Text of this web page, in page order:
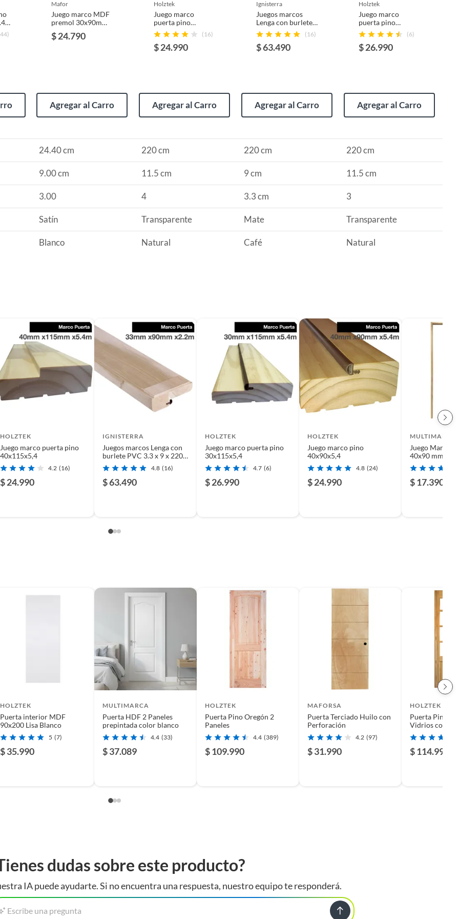
tiene un espesor de 9 cm y un ancho de 4 cm. Se
suave y duradero de tus puertas. Las
materiales para elegir la que mejor se adapte a tus
comodidad que buscas. Complementa tu compra con
indispensable parala instalacion de una Puerta se
de dos piezas en L de 2.2 metros mas un travesaño de
en esa condición a un precio reducido.
entre otros análogos.
mafor
Juego marco MDF
premol 30x90mm
5,40mt
$ 24.790
Agregar al Carro
holztek
Juego marco
puerta pino
40x115x5,4
(16)
$ 24.990
Agregar al Carro
ignisterra
Juegos marcos
Lenga con burlete
PVC 3.3 x 9 x 220
cm
(16)
$ 63.490
Agregar al Carro
holztek
Juego marco
puerta pino
30x115x5,4
(6)
$ 26.990
Agregar al Carro
24.40 cm 220 cm 220 cm 220 cm
9.00 cm 11.5 cm 9 cm 11.5 cm
3.00 4 3.3 cm 3
Satín Transparente Mate Transparente
Blanco Natural Café Natural
HOLZTEK
Juego marco puerta pino
40x115x5,4
4.2 (16)
$ 24.990
IGNISTERRA
Juegos marcos Lenga con
burlete PVC 3.3 x 9 x 220
cm
4.8 (16)
$ 63.490
HOLZTEK
Juego marco puerta pino
30x115x5,4
4.7 (6)
$ 26.990
HOLZTEK
Juego marco pino
40x90x5,4
4.8 (24)
$ 24.990
MULTIMARCA
Juego Marco
40x90 mm. x
$ 17.390
HOLZTEK
Puerta interior MDF
90x200 Lisa Blanco
5 (7)
$ 35.990
MULTIMARCA
Puerta HDF 2 Paneles
prepintada color blanco
4.4 (33)
$ 37.089
HOLZTEK
Puerta Pino Oregón 2
Paneles
4.4 (389)
$ 109.990
MAFORSA
Puerta Terciado Huilo con
Perforación
4.2 (97)
$ 31.990
HOLZTEK
Puerta Pino 2
Vidrios con
$ 114.990
dudas sobre este producto?
IA puede ayudarte. Si no encuentra una respuesta, nuestro equipo te responderá.
Escribe una pregunta